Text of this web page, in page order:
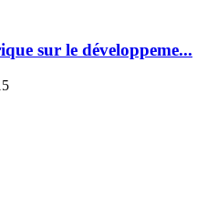
sur le développeme...